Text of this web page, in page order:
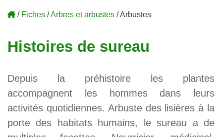
/ Fiches /Arbres et arbustes / Arbustes
Histoires de sureau
Depuis la préhistoire les plantes
accompagnent les hommes dans leurs
activités quotidiennes. Arbuste des lisières à la
porte des habitats humains, le sureau a de